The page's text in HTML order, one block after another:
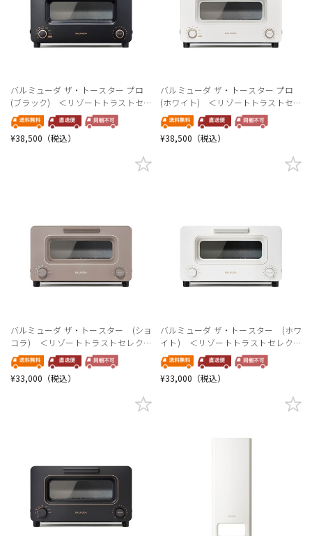
バルミューダ ザ・トースター プロ
(ブラック) ＜リゾートトラストセレ
クション＞
¥38,500（税込）
バルミューダ ザ・トースター プロ
(ホワイト) ＜リゾートトラストセレ
クション＞
¥38,500（税込）
バルミューダ ザ・トースター (ショ
コラ) ＜リゾートトラストセレクシ
ョン＞
¥33,000（税込）
バルミューダ ザ・トースター (ホワ
イト) ＜リゾートトラストセレクシ
ョン＞
¥33,000（税込）